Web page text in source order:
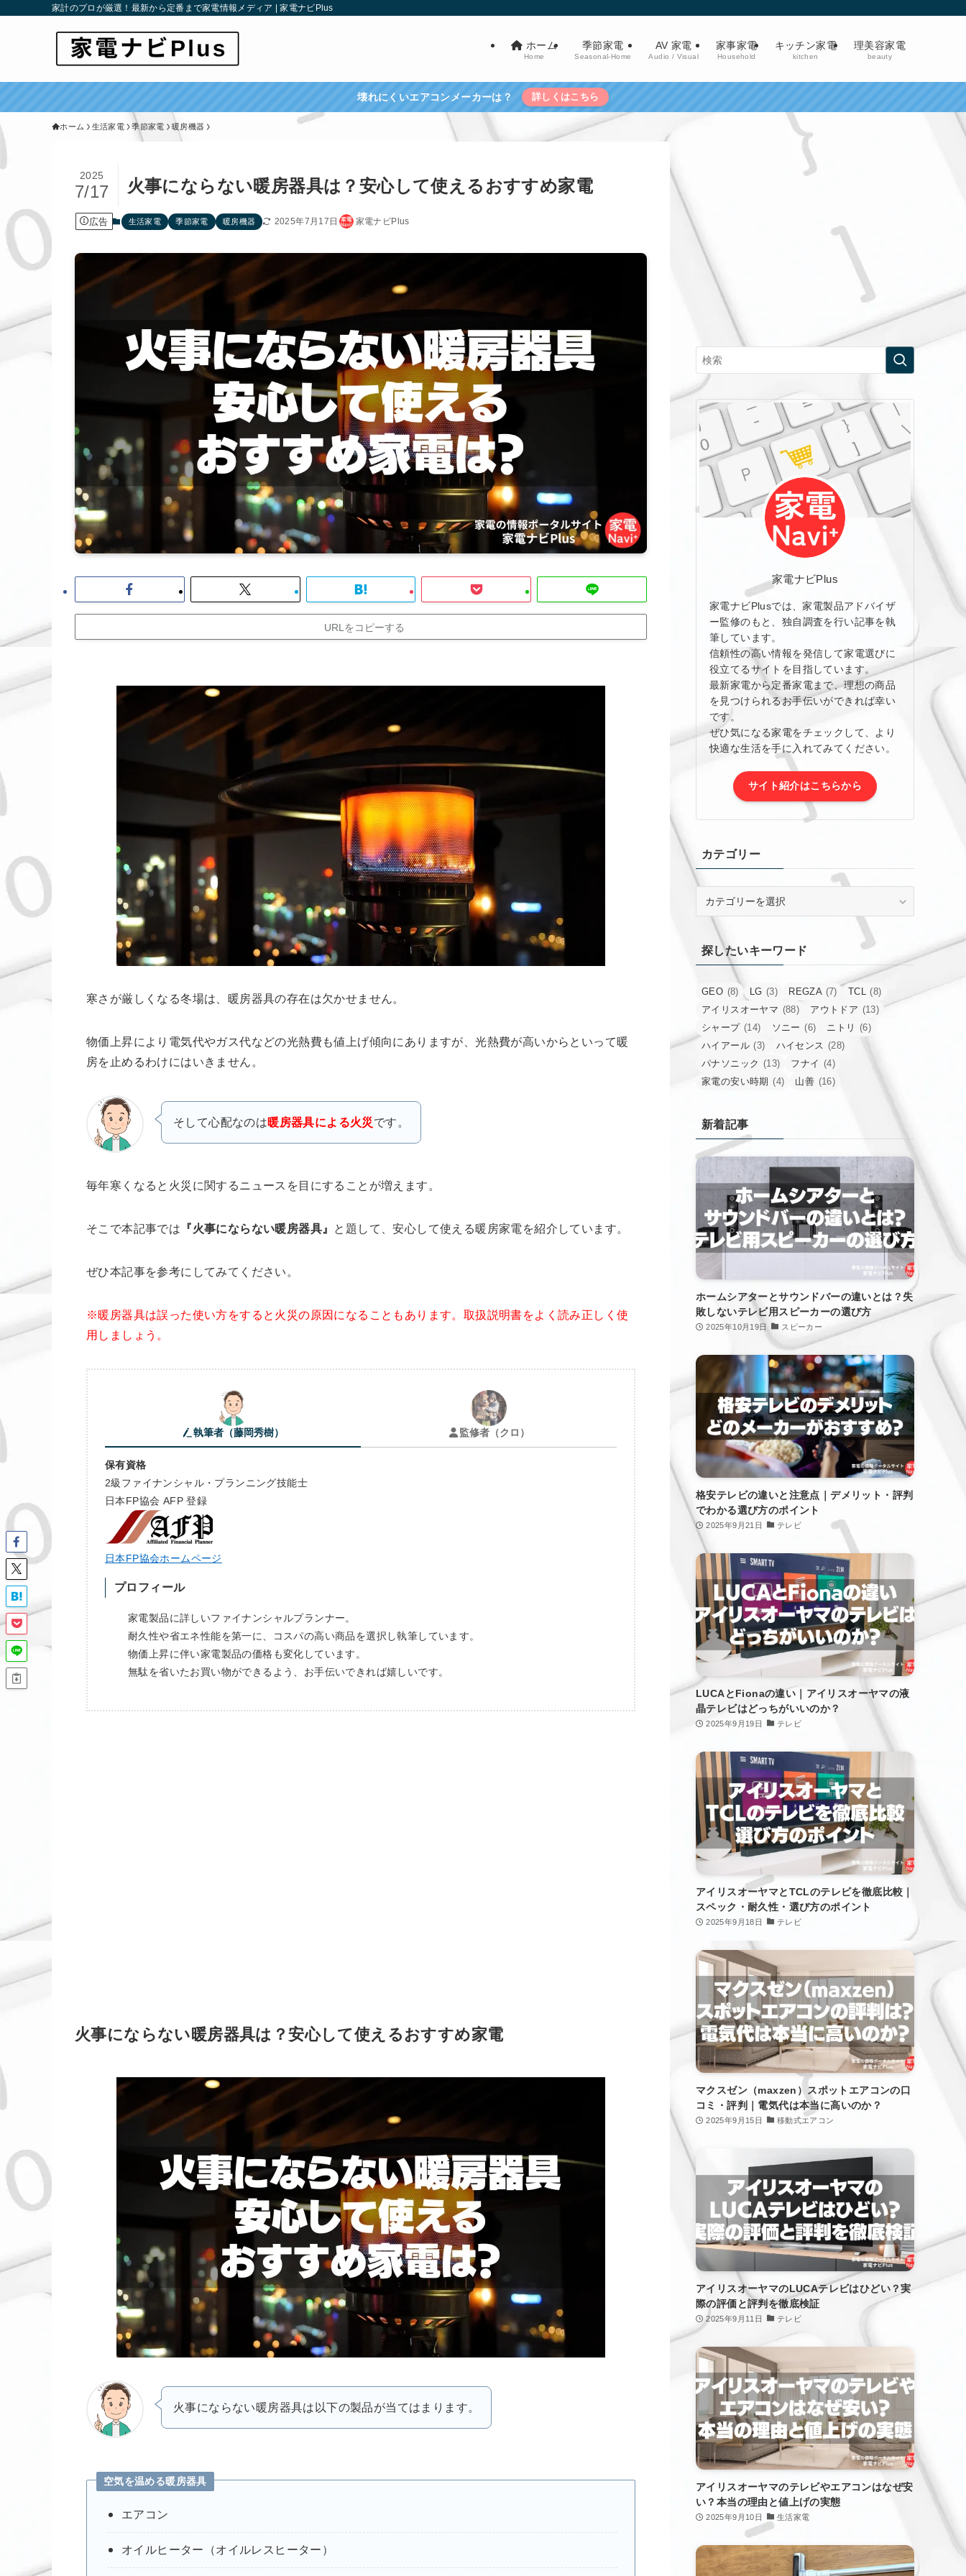
家計のプロが厳選！最新から定番まで家電情報メディア | 家電ナビPlus
ホーム
Home
季節家電
Seasonal-Home
AV 家電
Audio / Visual
家事家電
Household
キッチン家電
kitchen
理美容家電
beauty
壊れにくいエアコンメーカーは？ 詳しくはこちら
ホーム 生活家電 季節家電 暖房機器
火事にならない暖房器具は？安心して使えるおすすめ家電
2025
7/17
広告 生活家電 季節家電 暖房機器 2025年7月17日 家電ナビPlus
URLをコピーする
寒さが厳しくなる冬場は、暖房器具の存在は欠かせません。
物価上昇により電気代やガス代などの光熱費も値上げ傾向にありますが、光熱費が高いからといって暖
房を止めるわけにはいきません。
そして心配なのは暖房器具による火災 です。
毎年寒くなると火災に関するニュースを目にすることが増えます。
そこで本記事では 『火事にならない暖房器具』 と題して、安心して使える暖房家電を紹介しています。
ぜひ本記事を参考にしてみてください。
※暖房器具は誤った使い方をすると火災の原因になることもあります。取扱説明書をよく読み正しく使
用しましょう。
執筆者（藤岡秀樹） 監修者（クロ）
保有資格
2級ファイナンシャル・プランニング技能士
日本FP協会 AFP 登録
日本FP協会ホームページ
プロフィール
家電製品に詳しいファイナンシャルプランナー。
耐久性や省エネ性能を第一に、コスパの高い商品を選択し執筆しています。
物価上昇に伴い家電製品の価格も変化しています。
無駄を省いたお買い物ができるよう、お手伝いできれば嬉しいです。
火事にならない暖房器具は？安心して使えるおすすめ家電
火事にならない暖房器具は以下の製品が当てはまります。
空気を温める暖房器具
エアコン
オイルヒーター（オイルレスヒーター）
家電ナビPlus
家電ナビPlusでは、家電製品アドバイザ
ー監修のもと、独自調査を行い記事を執
筆しています。
信頼性の高い情報を発信して家電選びに
役立てるサイトを目指しています。
最新家電から定番家電まで、理想の商品
を見つけられるお手伝いができれば幸い
です。
ぜひ気になる家電をチェックして、より
快適な生活を手に入れてみてください。
サイト紹介はこちらから
カテゴリー
ー
探したいキーワード
GEO (8) LG (3) REGZA (7) TCL (8)
アイリスオーヤマ (88) アウトドア (13)
シャープ (14) ソニー (6) ニトリ (6)
ハイアール (3) ハイセンス (28)
パナソニック (13) フナイ (4)
家電の安い時期 (4) 山善 (16)
新着記事
ホームシアターとサウンドバーの違いとは？失
敗しないテレビ用スピーカーの選び方
2025年10月19日 スピーカー
格安テレビの違いと注意点｜デメリット・評判
でわかる選び方のポイント
2025年9月21日 テレビ
LUCAとFionaの違い｜アイリスオーヤマの液
晶テレビはどっちがいいのか？
2025年9月19日 テレビ
アイリスオーヤマとTCLのテレビを徹底比較｜
スペック・耐久性・選び方のポイント
2025年9月18日 テレビ
マクスゼン（maxzen）スポットエアコンの口
コミ・評判｜電気代は本当に高いのか？
2025年9月15日 移動式エアコン
アイリスオーヤマのLUCAテレビはひどい？実
際の評価と評判を徹底検証
2025年9月11日 テレビ
アイリスオーヤマのテレビやエアコンはなぜ安
い？本当の理由と値上げの実態
2025年9月10日 生活家電